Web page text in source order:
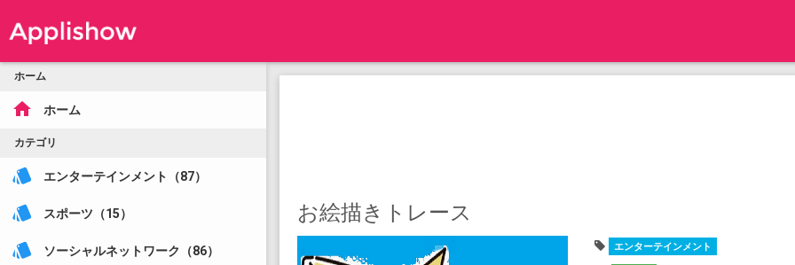
ホーム
home ホーム
カテゴリ
style エンターテインメント（87）
style スポーツ（15）
style ソーシャルネットワーク（86）
お絵描きトレース
エンターテインメント